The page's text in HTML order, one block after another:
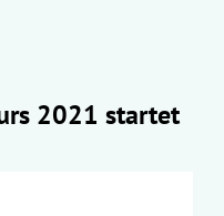
2021 startet